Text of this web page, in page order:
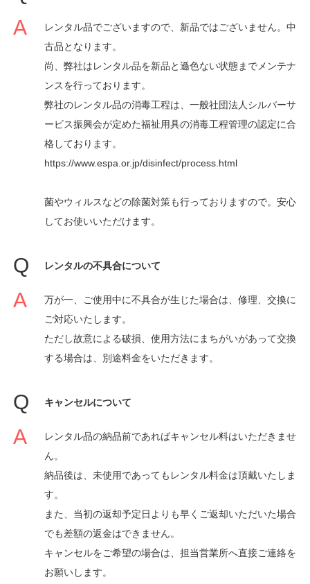
レンタル品でございますので、新品ではございません。中
古品となります。
尚、弊社はレンタル品を新品と遜色ない状態までメンテナ
ンスを行っております。
弊社のレンタル品の消毒工程は、一般社団法人シルバーサ
ービス振興会が定めた福祉用具の消毒工程管理の認定に合
格しております。
https://www.espa.or.jp/disinfect/process.html
菌やウィルスなどの除菌対策も行っておりますので。安心
してお使いいただけます。
レンタルの不具合について
万が一、ご使用中に不具合が生じた場合は、修理、交換に
ご対応いたします。
ただし故意による破損、使用方法にまちがいがあって交換
する場合は、別途料金をいただきます。
キャンセルについて
レンタル品の納品前であればキャンセル料はいただきませ
ん。
納品後は、未使用であってもレンタル料金は頂戴いたしま
す。
また、当初の返却予定日よりも早くご返却いただいた場合
でも差額の返金はできません。
キャンセルをご希望の場合は、担当営業所へ直接ご連絡を
お願いします。